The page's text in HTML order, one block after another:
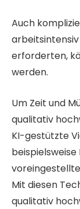
Auch
erforderten,
werden.
Um Zeit und
qualitativ
KI-gestützte
Mit diesen
qualitativ